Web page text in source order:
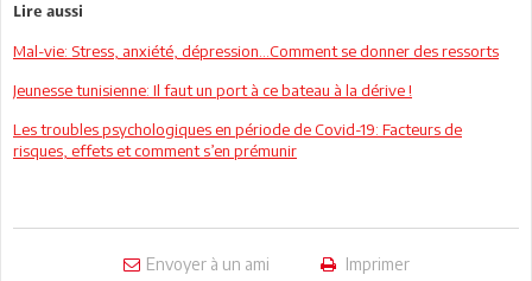
Lire aussi
Mal-vie: Stress, anxiété, dépression...Comment se donner des ressorts
Jeunesse tunisienne: Il faut un port à ce bateau à la dérive !
Les troubles psychologiques en période de Covid-19: Facteurs de
risques, effets et comment s’en prémunir
Envoyer à un ami Imprimer